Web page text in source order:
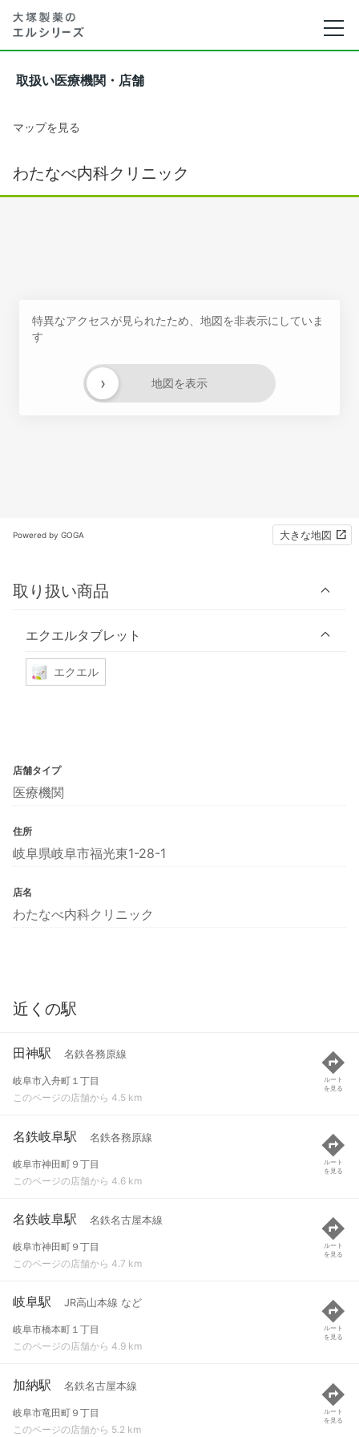
取扱い医療機関・店舗
マップを見る
わたなべ内科クリニック
特異なアクセスが見られたため、地図を非表示にしていま
す
地図を表示
›
Powered by GOGA 大きな地図
取り扱い商品
エクエルタブレット
エクエル
店舗タイプ
医療機関
住所
岐阜県岐阜市福光東1-28-1
店名
わたなべ内科クリニック
近くの駅
田神駅 名鉄各務原線
岐阜市入舟町１丁目
このページの店舗から 4.5 km
ルート
を見る
名鉄岐阜駅 名鉄各務原線
岐阜市神田町９丁目
このページの店舗から 4.6 km
ルート
を見る
名鉄岐阜駅 名鉄名古屋本線
岐阜市神田町９丁目
このページの店舗から 4.7 km
ルート
を見る
岐阜駅 JR高山本線 など
岐阜市橋本町１丁目
このページの店舗から 4.9 km
ルート
を見る
加納駅 名鉄名古屋本線
岐阜市竜田町９丁目
このページの店舗から 5.2 km
ルート
を見る